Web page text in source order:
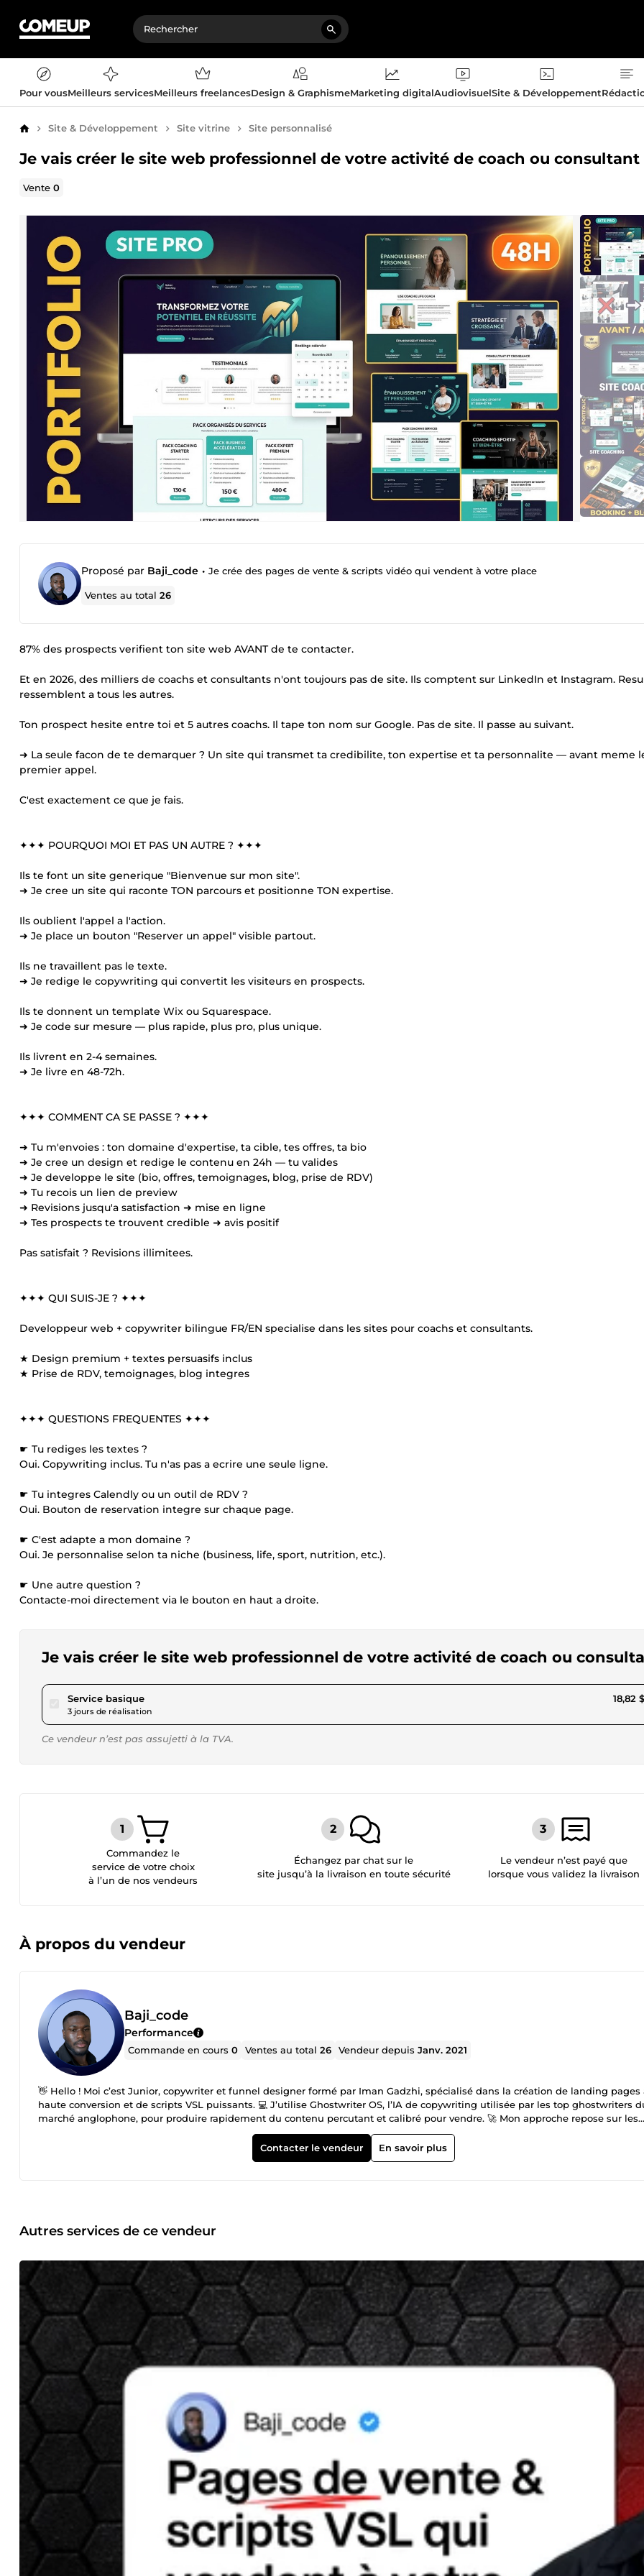
Pour vousMeilleurs servicesMeilleurs freelancesDesign & GraphismeMarketing digitalAudiovisuelSite & Développement
AccueilSite & Développement Site vitrine Site personnalisé
Je vais créer le site web professionnel de votre activité de coach ou consultant
Vente0
Proposé par Baji_code • Je crée des pages de vente & scripts vidéo qui vendent à votre place
Ventes au total26
87% des prospects verifient ton site web AVANT de te contacter.
Et en 2026, des milliers de coachs et consultants n'ont toujours pas de site. Ils comptent sur LinkedIn et Instagram.
ressemblent a tous les autres.
Ton prospect hesite entre toi et 5 autres coachs. Il tape ton nom sur Google. Pas de site. Il passe au suivant.
➜ La seule facon de te demarquer ? Un site qui transmet ta credibilite, ton expertise et ta personnalite — avant meme
premier appel.
C'est exactement ce que je fais.
✦✦✦ POURQUOI MOI ET PAS UN AUTRE ? ✦✦✦
Ils te font un site generique "Bienvenue sur mon site".
➜ Je cree un site qui raconte TON parcours et positionne TON expertise.
Ils oublient l'appel a l'action.
➜ Je place un bouton "Reserver un appel" visible partout.
Ils ne travaillent pas le texte.
➜ Je redige le copywriting qui convertit les visiteurs en prospects.
Ils te donnent un template Wix ou Squarespace.
➜ Je code sur mesure — plus rapide, plus pro, plus unique.
Ils livrent en 2-4 semaines.
➜ Je livre en 48-72h.
✦✦✦ COMMENT CA SE PASSE ? ✦✦✦
➜ Tu m'envoies : ton domaine d'expertise, ta cible, tes offres, ta bio
➜ Je cree un design et redige le contenu en 24h — tu valides
➜ Je developpe le site (bio, offres, temoignages, blog, prise de RDV)
➜ Tu recois un lien de preview
➜ Revisions jusqu'a satisfaction ➜ mise en ligne
➜ Tes prospects te trouvent credible ➜ avis positif
Pas satisfait ? Revisions illimitees.
✦✦✦ QUI SUIS-JE ? ✦✦✦
Developpeur web + copywriter bilingue FR/EN specialise dans les sites pour coachs et consultants.
★ Design premium + textes persuasifs inclus
★ Prise de RDV, temoignages, blog integres
✦✦✦ QUESTIONS FREQUENTES ✦✦✦
☛ Tu rediges les textes ?
Oui. Copywriting inclus. Tu n'as pas a ecrire une seule ligne.
☛ Tu integres Calendly ou un outil de RDV ?
Oui. Bouton de reservation integre sur chaque page.
☛ C'est adapte a mon domaine ?
Oui. Je personnalise selon ta niche (business, life, sport, nutrition, etc.).
☛ Une autre question ?
Contacte-moi directement via le bouton en haut a droite.
Je vais créer le site web professionnel de votre activité de coach ou
Service basiquepour 17,34 $US
3 jours de réalisation
18,82
Ce vendeur n’est pas assujetti à la TVA.
Commandez le
service de votre choix
à l’un de nos vendeurs
Échangez par chat sur le
site jusqu’à la livraison en toute sécurité
Le vendeur n’est payé que
lorsque vous validez la livraison
À propos du vendeur
Baji_code
Performance
Commande en cours0 Ventes au total26 Vendeur depuisJanv. 2021
👋 Hello ! Moi c’est Junior, copywriter et funnel designer formé par Iman Gadzhi, spécialisé dans la création de landing pages
haute conversion et de scripts VSL puissants. 💻 J’utilise Ghostwriter OS, l’IA de copywriting utilisée par les top ghostwriters
marché anglophone, pour produire rapidement du contenu percutant et calibré pour vendre. 🚀 Mon approche repose sur les
frameworks les plus avancés (AIDA, SPIN, Hook-Story-Offer, $100M Offers) que j’ai adaptés au public francophone pour booster
conversions dès les premiers visiteurs. 🎯 Ma mission : transformer votre page en une machine à vendre claire, persuasive et
élégante, sans code, sans perte de temps, et avec des livrables concrets en moins de 3 jours. 👉 Que vous soyez infopreneur,
Contacter le vendeur En savoir plus
Autres services de ce vendeur